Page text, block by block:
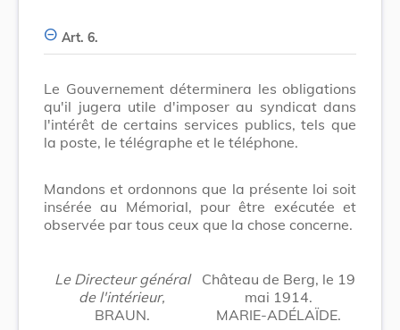
Art. 6.
Le Gouvernement déterminera les obligations
qu'il jugera utile d'imposer au syndicat dans
l'intérêt de certains services publics, tels que
la poste, le télégraphe et le téléphone.
Mandons et ordonnons que la présente loi soit
insérée au Mémorial, pour être exécutée et
observée par tous ceux que la chose concerne.
Le Directeur général
de l'intérieur,
BRAUN.
Château de Berg, le 19
mai 1914.
MARIE-ADÉLAÏDE.